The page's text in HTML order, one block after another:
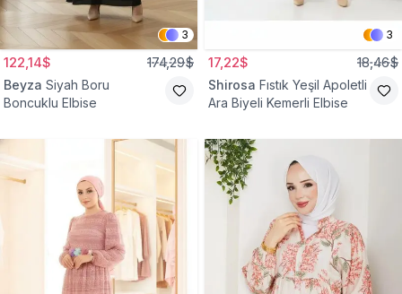
3
122,14$ 174,29$
Beyza Siyah Boru
Boncuklu Elbise
3
17,22$ 18,46$
Shirosa Fıstık Yeşil Apoletli
Ara Biyeli Kemerli Elbise